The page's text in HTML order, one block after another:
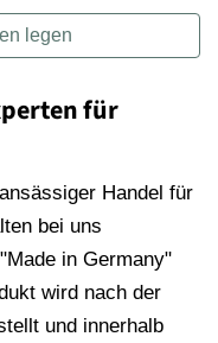
legen
für
Handel für
bei uns
in Germany"
wird nach der
und innerhalb